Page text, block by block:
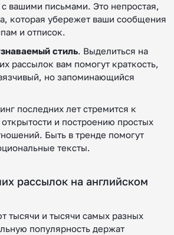
вашими письмами. Это непростая,
которая убережет ваши сообщения
и отписок.
стиль. Выделиться на
рассылок вам помогут краткость,
но запоминающийся
последних лет стремится к
открытости и построению простых
Быть в тренде помогут
тексты.
рассылок на английском
тысячи и тысячи самых разных
популярность держат